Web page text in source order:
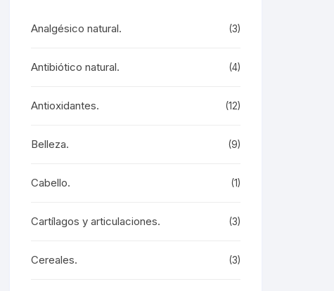
Analgésico natural. (3)
Antibiótico natural. (4)
Antioxidantes. (12)
Belleza. (9)
Cabello. (1)
Cartílagos y articulaciones. (3)
Cereales. (3)